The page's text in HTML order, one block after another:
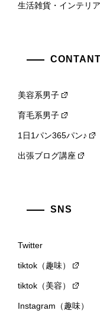
生活雑貨・インテリア
美容系男子
育毛系男子
1日1パン365パン♪
出張ブログ講座
SNS
Twitter
tiktok（趣味）
tiktok（美容）
Instagram（趣味）